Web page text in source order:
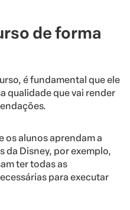
de forma
é fundamental que ele
qualidade que vai render
os alunos aprendam a
da Disney, por exemplo,
ter todas as
para executar